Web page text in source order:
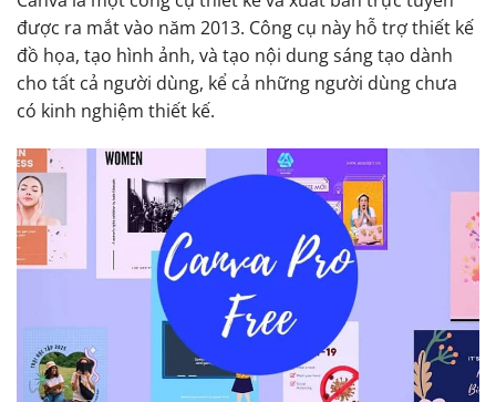
được ra mắt vào năm 2013. Công cụ này hỗ trợ thiết kế
đồ họa, tạo hình ảnh, và tạo nội dung sáng tạo dành
cho tất cả người dùng, kể cả những người dùng chưa
có kinh nghiệm thiết kế.